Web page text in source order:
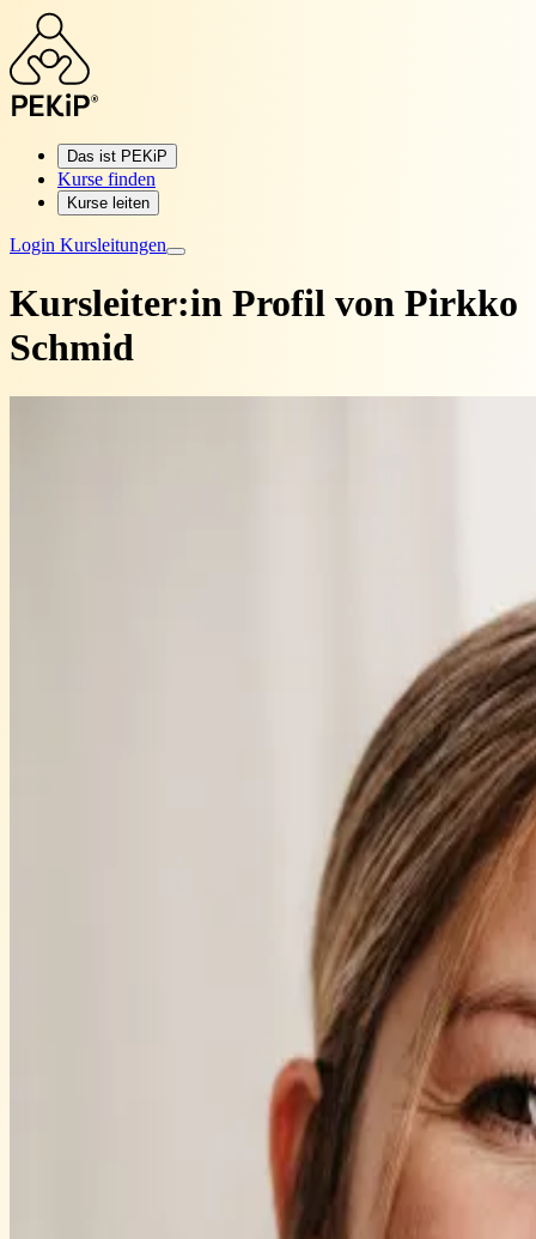
Das ist PEKiP
Kurse finden
Kurse leiten
Login Kursleitungen
Kursleiter:in Profil von Pirkko
Schmid